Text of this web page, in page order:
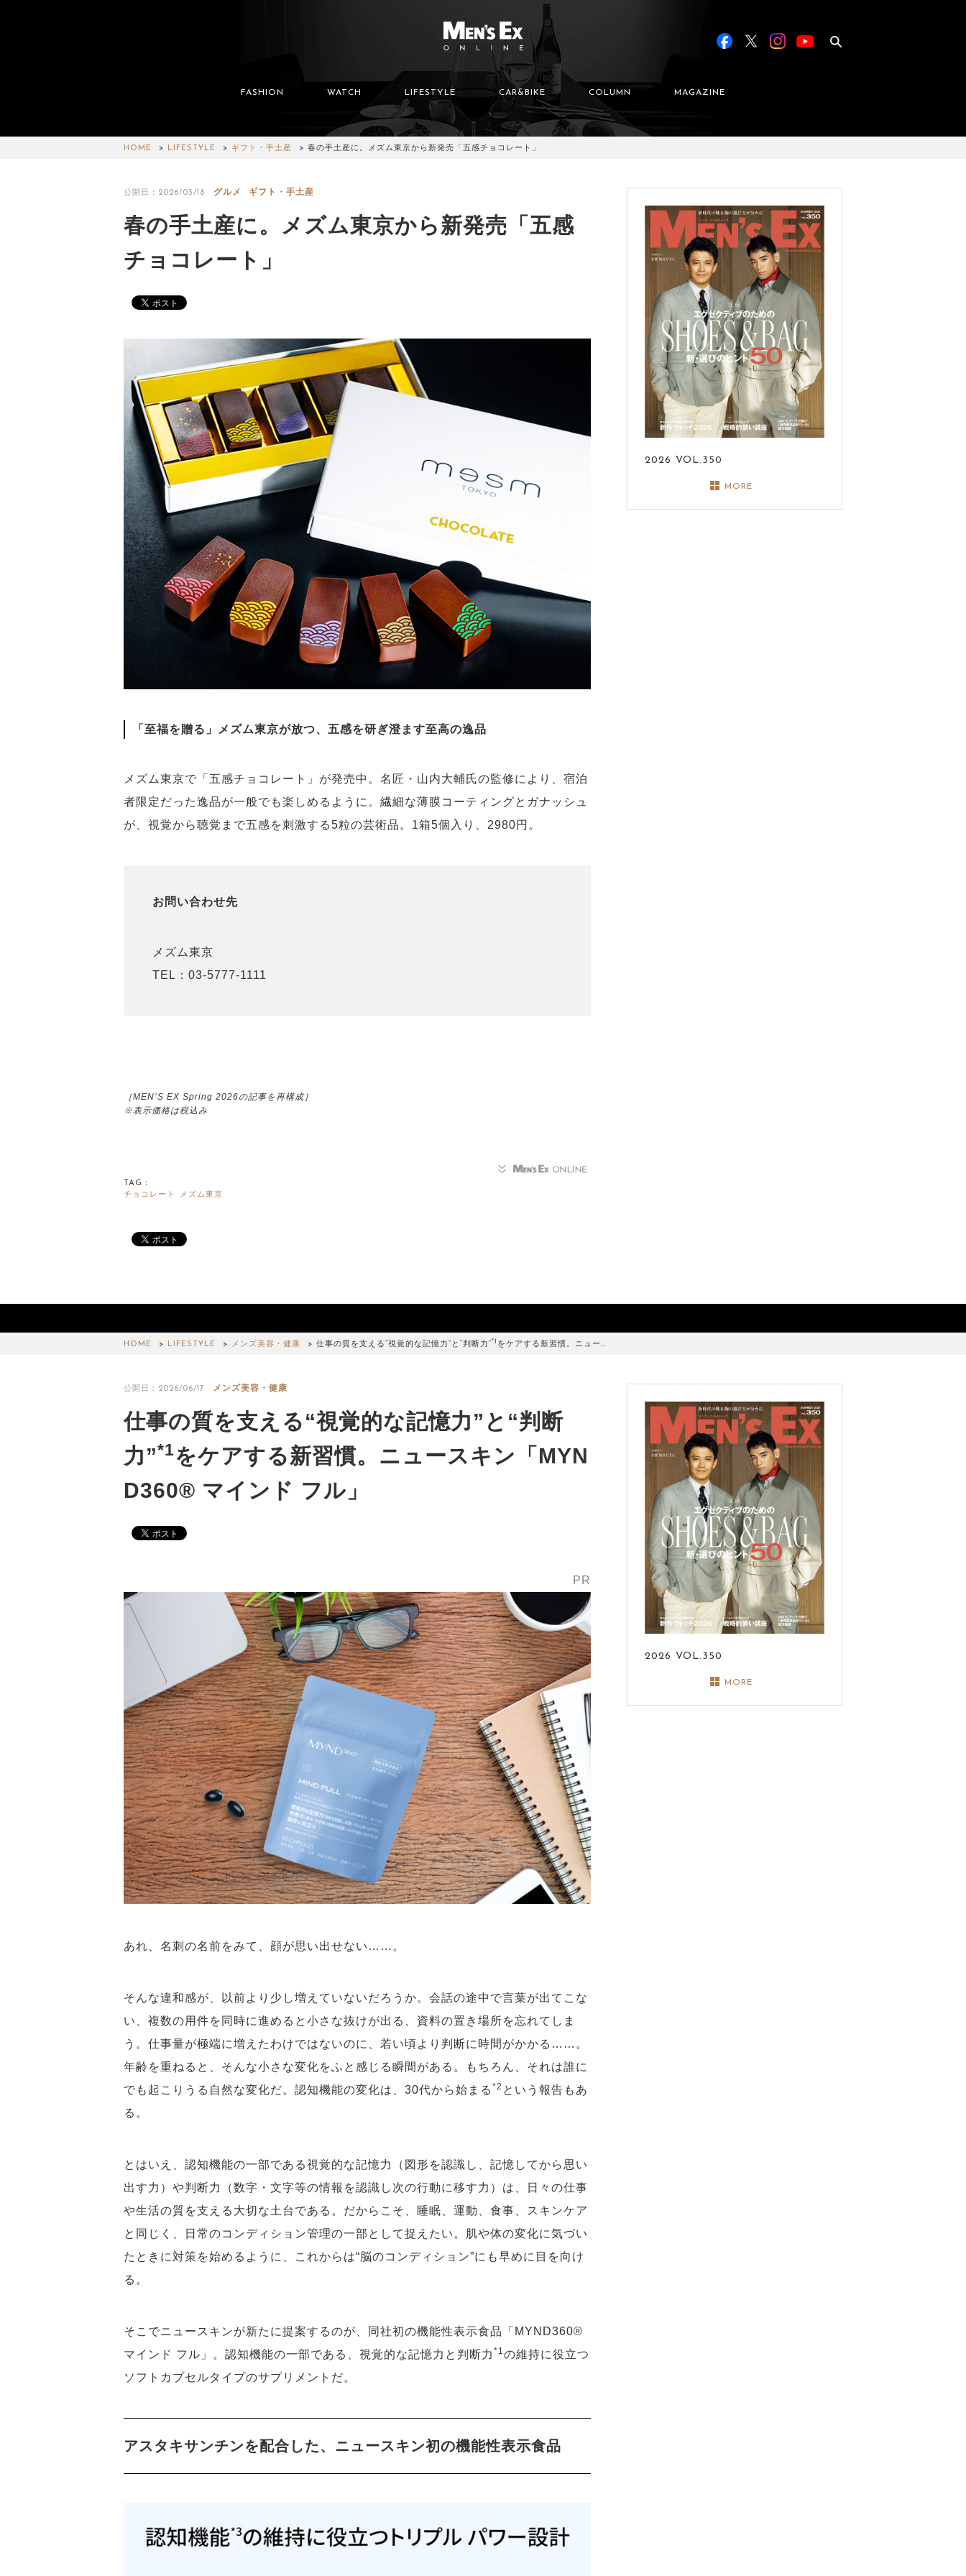
FASHION WATCH LIFESTYLE CAR&BIKE COLUMN MAGAZINE
HOME LIFESTYLE ギフト・手土産 春の手土産に。メズム東京から新発売「五感チョコレート」
公開日：2026/03/18 グルメ ギフト・手土産
春の手土産に。メズム東京から新発売「五感
チョコレート」
「至福を贈る」メズム東京が放つ、五感を研ぎ澄ます至高の逸品
メズム東京で「五感チョコレート」が発売中。名匠・山内大輔氏の監修により、宿泊
者限定だった逸品が一般でも楽しめるように。繊細な薄膜コーティングとガナッシュ
が、視覚から聴覚まで五感を刺激する5粒の芸術品。1箱5個入り、2980円。
お問い合わせ先
メズム東京
TEL：03-5777-1111
［MEN’S EX Spring 2026の記事を再構成］
※表示価格は税込み
TAG：
チョコレート
メズム東京
2026 VOL.350
MORE
HOME LIFESTYLE メンズ美容・健康 仕事の質を支える“視覚的な記憶力”と“判断力”*1 をケアする新習慣。ニュー…
公開日：2026/06/17 メンズ美容・健康
仕事の質を支える“視覚的な記憶力”と“判断
力”*1をケアする新習慣。ニュースキン「MYN
D360® マインド フル」
PR
あれ、名刺の名前をみて、顔が思い出せない……。
そんな違和感が、以前より少し増えていないだろうか。会話の途中で言葉が出てこな
い、複数の用件を同時に進めると小さな抜けが出る、資料の置き場所を忘れてしま
う。仕事量が極端に増えたわけではないのに、若い頃より判断に時間がかかる……。
年齢を重ねると、そんな小さな変化をふと感じる瞬間がある。もちろん、それは誰に
でも起こりうる自然な変化だ。認知機能の変化は、30代から始まる *2 という報告もあ
る。
とはいえ、認知機能の一部である視覚的な記憶力（図形を認識し、記憶してから思い
出す力）や判断力（数字・文字等の情報を認識し次の行動に移す力）は、日々の仕事
や生活の質を支える大切な土台である。だからこそ、睡眠、運動、食事、スキンケア
と同じく、日常のコンディション管理の一部として捉えたい。肌や体の変化に気づい
たときに対策を始めるように、これからは“脳のコンディション”にも早めに目を向け
る。
そこでニュースキンが新たに提案するのが、同社初の機能性表示食品「MYND360®
マインド フル」。認知機能の一部である、視覚的な記憶力と判断力 *1 の維持に役立つ
ソフトカプセルタイプのサプリメントだ。
アスタキサンチンを配合した、ニュースキン初の機能性表示食品
2026 VOL.350
MORE